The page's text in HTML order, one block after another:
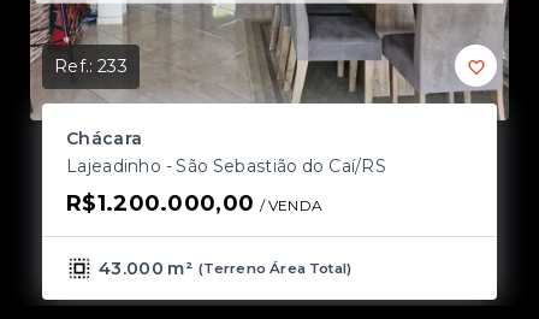
Ref.:233
Chácara
Lajeadinho - São Sebastião do Caí/RS
R$1.200.000,00 / VENDA
43.000 m² (Terreno Área Total)